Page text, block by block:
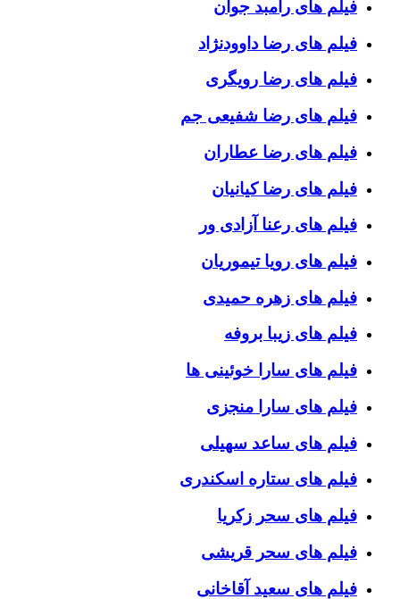
فیلم های رامبد جوان
فیلم های رضا داوودنژاد
فیلم های رضا رویگری
فیلم های رضا شفیعی جم
فیلم های رضا عطاران
فیلم های رضا کیانیان
فیلم های رعنا آزادی ور
فیلم های رویا تیموریان
فیلم های زهره حمیدی
فیلم های زیبا بروفه
فیلم های سارا خوئینی ها
فیلم های سارا منجزی
فیلم های ساعد سهیلی
فیلم های ستاره اسکندری
فیلم های سحر زکریا
فیلم های سحر قریشی
فیلم های سعید آقاخانی